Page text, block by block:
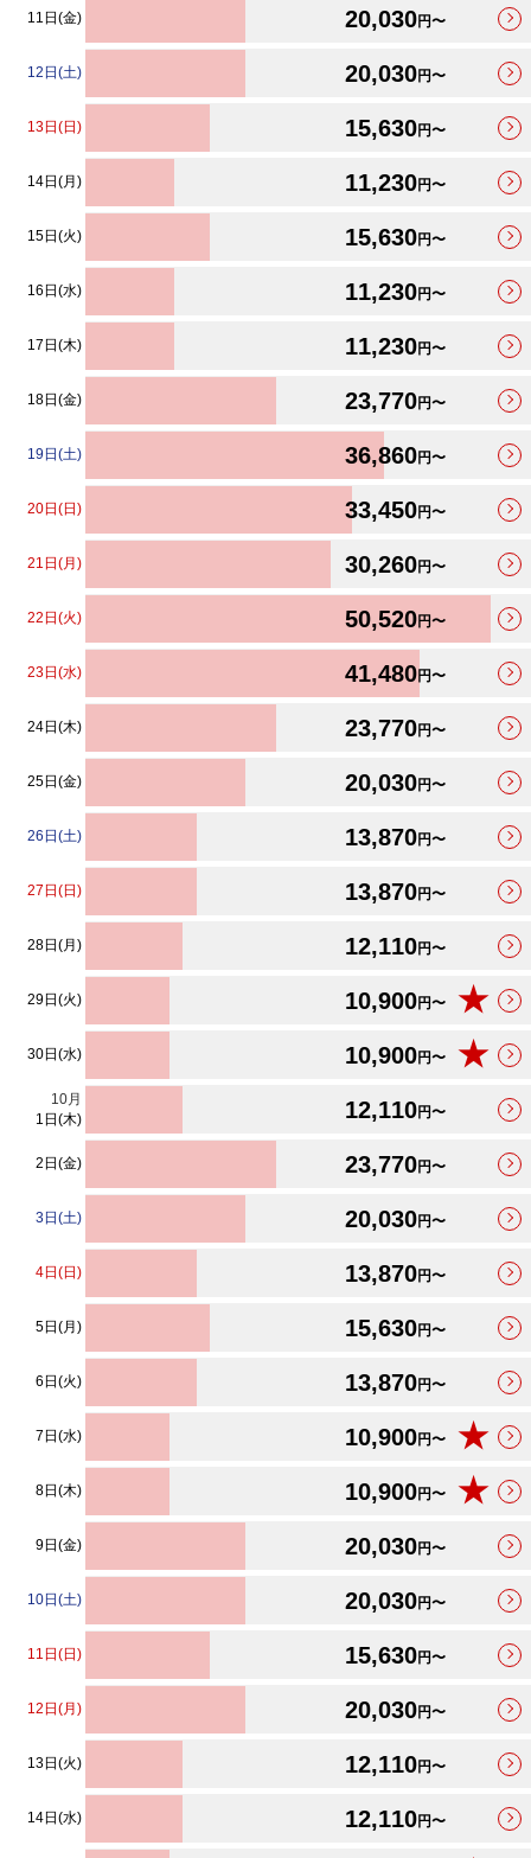
11日(金) 20,030円〜
12日(土) 20,030円〜
13日(日) 15,630円〜
14日(月) 11,230円〜
15日(火) 15,630円〜
16日(水) 11,230円〜
17日(木) 11,230円〜
18日(金) 23,770円〜
19日(土) 36,860円〜
20日(日) 33,450円〜
21日(月) 30,260円〜
22日(火) 50,520円〜
23日(水) 41,480円〜
24日(木) 23,770円〜
25日(金) 20,030円〜
26日(土) 13,870円〜
27日(日) 13,870円〜
28日(月) 12,110円〜
29日(火) 10,900円〜 ★
30日(水) 10,900円〜 ★
10月
1日(木)
12,110円〜
2日(金) 23,770円〜
3日(土) 20,030円〜
4日(日) 13,870円〜
5日(月) 15,630円〜
6日(火) 13,870円〜
7日(水) 10,900円〜 ★
8日(木) 10,900円〜 ★
9日(金) 20,030円〜
10日(土) 20,030円〜
11日(日) 15,630円〜
12日(月) 20,030円〜
13日(火) 12,110円〜
14日(水) 12,110円〜